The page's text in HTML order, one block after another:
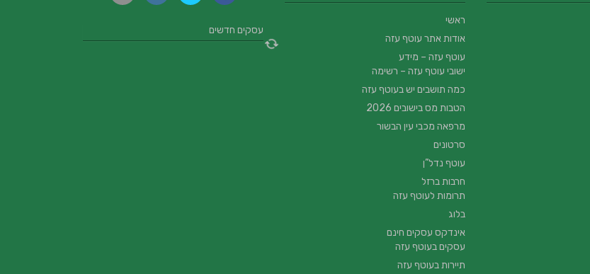
עסקים חדשים
ראשי
אודות אתר עוטף עזה
עוטף עזה – מידע
ישובי עוטף עזה – רשימה
כמה תושבים יש בעוטף עזה
הטבות מס בישובים 2026
מרפאה מכבי עין הבשור
סרטונים
עוטף נדל”ן
חרבות ברזל
תרומות לעוטף עזה
בלוג
אינדקס עסקים חינם
עסקים בעוטף עזה
תיירות בעוטף עזה